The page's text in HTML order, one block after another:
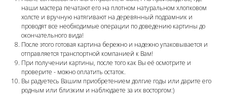
наши мастера печатают его на плотном натуральном хлопковом
холсте и вручную натягивают на деревянный подрамник и
проводят все необходимые операции по доведению картины до
окончательного вида!
После этого готовая картина бережно и надежно упаковывается и
отправляется транспортной компанией к Вам!
При получении картины, после того как Вы её осмотрите и
проверите - можно оплатить остаток.
Вы радуетесь Вашим приобретением долгие годы или дарите его
родным или близким и наблюдаете за их восторгом:)